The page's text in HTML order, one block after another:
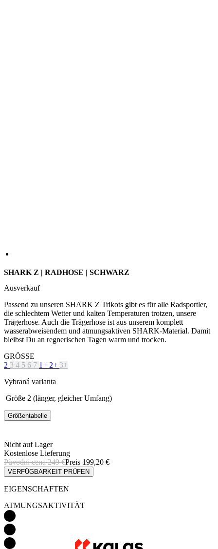
die schlechtem Wetter und kalten Temperaturen trotzen, unsere
wasserabweisendem und atmungsaktiven SHARK-Material. Damit
GRÖSSE
2 3 4 5 6 7 1+ 2+ 3+
Vybraná varianta
Größe 2 (länger, gleicher Umfang)
Nicht auf Lager
Kostenlose Lieferung
Původní cena249 €
EIGENSCHAFTEN
ATMUNGSAKTIVITÄT
GEWICHT